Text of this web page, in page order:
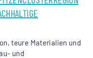
teure Materialien und
und